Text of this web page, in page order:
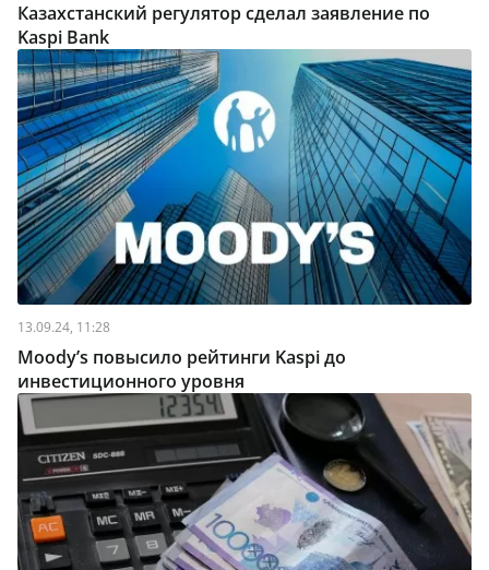
Казахстанский регулятор сделал заявление по
Kaspi Bank
13.09.24, 11:28
Moody’s повысило рейтинги Kaspi до
инвестиционного уровня